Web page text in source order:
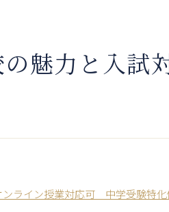
魅力と入試
ライン授業対応可 中学受験特